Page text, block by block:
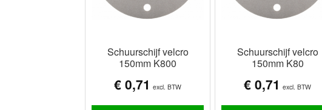
Schuurschijf velcro
150mm K800
€ 0,71 excl. BTW
Schuurschijf velcro
150mm K80
€ 0,71 excl. BTW